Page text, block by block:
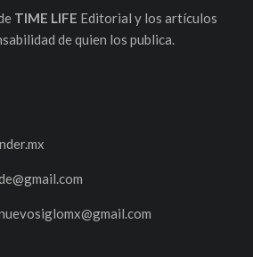
TIME LIFE Editorial y los artículos
de quien los publica.